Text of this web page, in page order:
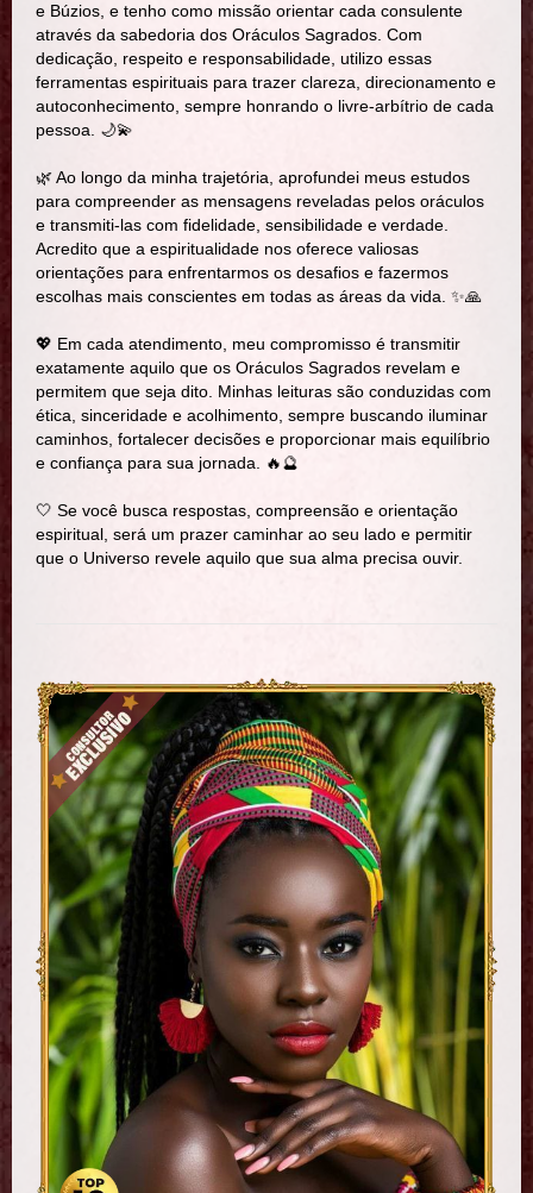
e Búzios, e tenho como missão orientar cada consulente
através da sabedoria dos Oráculos Sagrados. Com
dedicação, respeito e responsabilidade, utilizo essas
ferramentas espirituais para trazer clareza, direcionamento e
autoconhecimento, sempre honrando o livre-arbítrio de cada
pessoa. 🌙💫
🌿 Ao longo da minha trajetória, aprofundei meus estudos
para compreender as mensagens reveladas pelos oráculos
e transmiti-las com fidelidade, sensibilidade e verdade.
Acredito que a espiritualidade nos oferece valiosas
orientações para enfrentarmos os desafios e fazermos
escolhas mais conscientes em todas as áreas da vida. ✨🙏
💖 Em cada atendimento, meu compromisso é transmitir
exatamente aquilo que os Oráculos Sagrados revelam e
permitem que seja dito. Minhas leituras são conduzidas com
ética, sinceridade e acolhimento, sempre buscando iluminar
caminhos, fortalecer decisões e proporcionar mais equilíbrio
e confiança para sua jornada. 🔥🔮
🤍 Se você busca respostas, compreensão e orientação
espiritual, será um prazer caminhar ao seu lado e permitir
que o Universo revele aquilo que sua alma precisa ouvir.